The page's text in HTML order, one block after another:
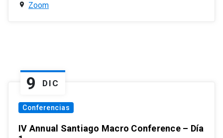
Zoom
9 DIC
Conferencias
IV Annual Santiago Macro Conference – Día